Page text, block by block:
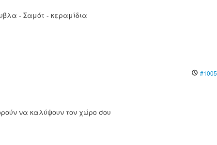
- Σαμότ - κεραμίδια
#1005
να καλύψουν τον χώρο σου